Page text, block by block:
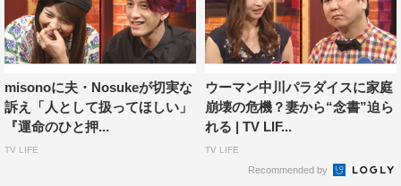
misonoに夫・Nosukeが切実な
訴え「人として扱ってほしい」
『運命のひと押...
TV LIFE
ウーマン中川パラダイスに家庭
崩壊の危機？妻から“念書”迫ら
れる | TV LIF...
TV LIFE
Recommended by